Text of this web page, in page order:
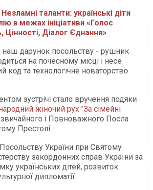
Незламні таланти: українські діти
в межах ініціативи «Голос
Цінності, Діалог Єднання»
наш дарунок посольству - рушник
на почесному місці і несе
код та технологічне новаторство
зустрічі стало вручення подяки
жіночий рух "За сімейні
і Повноважного Посла
Престолі.
України при Святому
закордонних справ України за
українських дітей, розвиток
дипломатії.